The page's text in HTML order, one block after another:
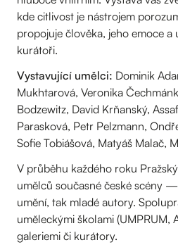
kde citlivost je nástrojem
propojuje člověka, jeho emoce a
kurátoři.
Vystavující umělci: Dominik
Mukhtarová, Veronika
Bodzewitz, David Krňanský,
Parasková, Petr Pelzmann,
Sofie Tobiášová, Matyáš Malač,
V průběhu každého roku
umělců současné české scény
umění, tak mladé autory.
uměleckými školami (UMPRUM,
galeriemi či kurátory.